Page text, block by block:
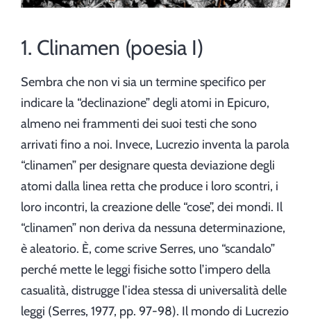
1. Clinamen (poesia I)
Sembra che non vi sia un termine specifico per
indicare la “declinazione” degli atomi in Epicuro,
almeno nei frammenti dei suoi testi che sono
arrivati fino a noi. Invece, Lucrezio inventa la parola
“clinamen” per designare questa deviazione degli
atomi dalla linea retta che produce i loro scontri, i
loro incontri, la creazione delle “cose”, dei mondi. Il
“clinamen” non deriva da nessuna determinazione,
è aleatorio. È, come scrive Serres, uno “scandalo”
perché mette le leggi fisiche sotto l’impero della
casualità, distrugge l’idea stessa di universalità delle
leggi (Serres, 1977, pp. 97-98). Il mondo di Lucrezio